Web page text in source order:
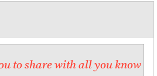
to share with all you know